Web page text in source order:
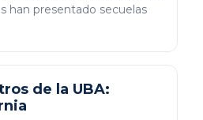
han presentado secuelas
de la UBA: